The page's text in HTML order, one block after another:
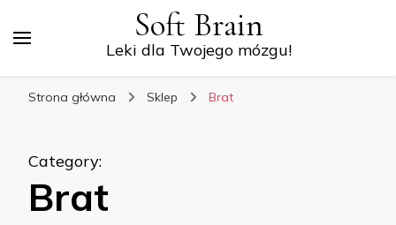
Soft Brain
Leki dla Twojego mózgu!
Strona główna Sklep Brat
Category:
Brat